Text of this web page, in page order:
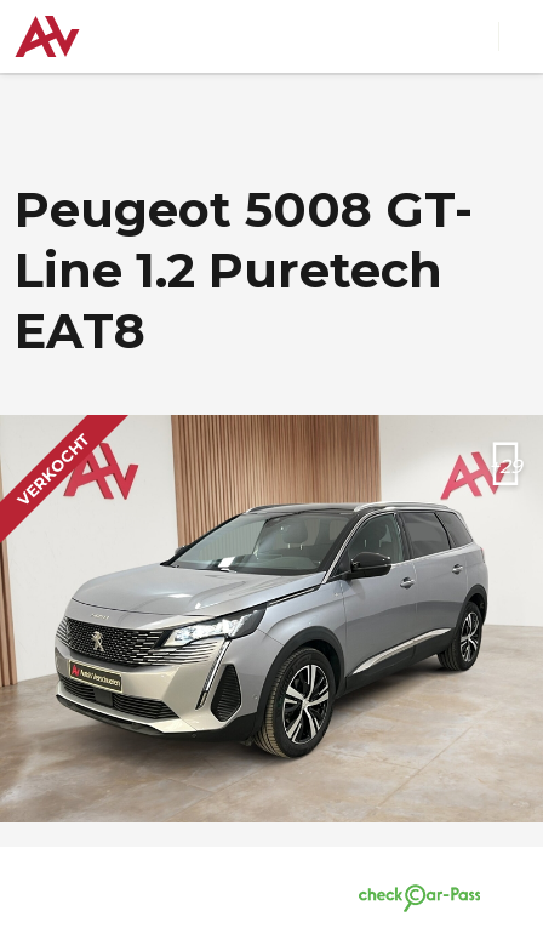
Peugeot 5008 GT-
Line 1.2 Puretech
EAT8
VERKOCHT +29